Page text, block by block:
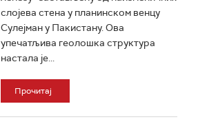
слојева стена у планинском венцу
Сулејман у Пакистану. Ова
упечатљива геолошка структура
настала је...
Прочитај